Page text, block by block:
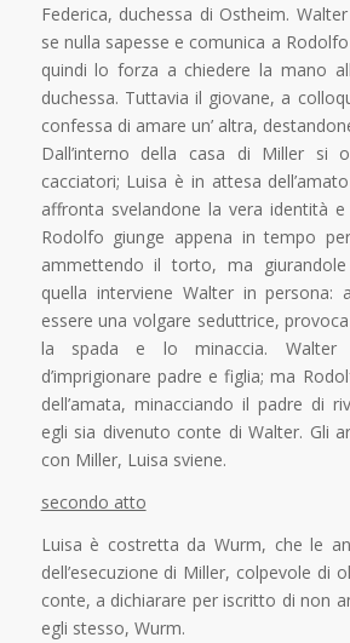
Federica, duchessa di Ostheim.
se nulla sapesse e comunica a
quindi lo forza a chiedere la mano
duchessa. Tuttavia il giovane, a
confessa di amare un’ altra,
Dall’interno della casa di Miller si
cacciatori; Luisa è in attesa
affronta svelandone la vera identità
Rodolfo giunge appena in tempo
ammettendo il torto, ma
quella interviene Walter in persona:
essere una volgare seduttrice,
la spada e lo minaccia. Walter
d’imprigionare padre e figlia; ma
dell’amata, minacciando il padre di
egli sia divenuto conte di Walter. Gli
con Miller, Luisa sviene.
secondo atto
Luisa è costretta da Wurm, che le
dell’esecuzione di Miller, colpevole di
conte, a dichiarare per iscritto di non
egli stesso, Wurm.